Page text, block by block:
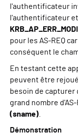
l'authentificateur
l'authentificateur
pour les AS-REQ
conséquent le
En testant cette
peuvent être
besoin de capturer
grand nombre
(sname).
Démonstration